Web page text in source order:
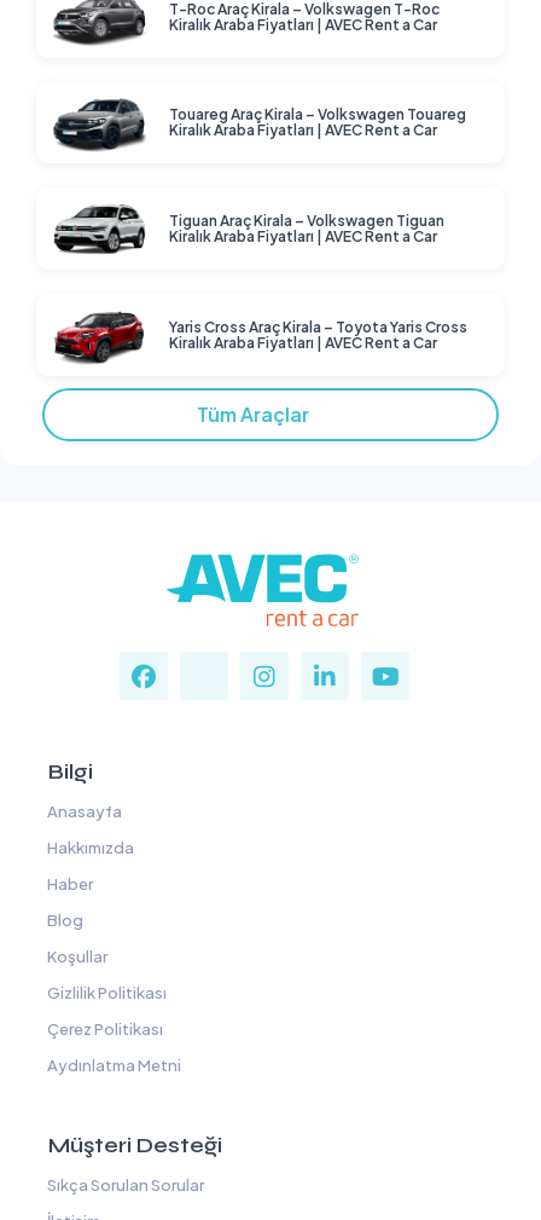
T-Roc Araç Kirala – Volkswagen T-Roc
Kiralık Araba Fiyatları | AVEC Rent a Car
Touareg Araç Kirala – Volkswagen Touareg
Kiralık Araba Fiyatları | AVEC Rent a Car
Tiguan Araç Kirala – Volkswagen Tiguan
Kiralık Araba Fiyatları | AVEC Rent a Car
Yaris Cross Araç Kirala – Toyota Yaris Cross
Kiralık Araba Fiyatları | AVEC Rent a Car
Tüm Araçlar
Bilgi
Anasayfa
Hakkımızda
Haber
Blog
Koşullar
Gizlilik Politikası
Çerez Politikası
Aydınlatma Metni
Müşteri Desteği
Sıkça Sorulan Sorular